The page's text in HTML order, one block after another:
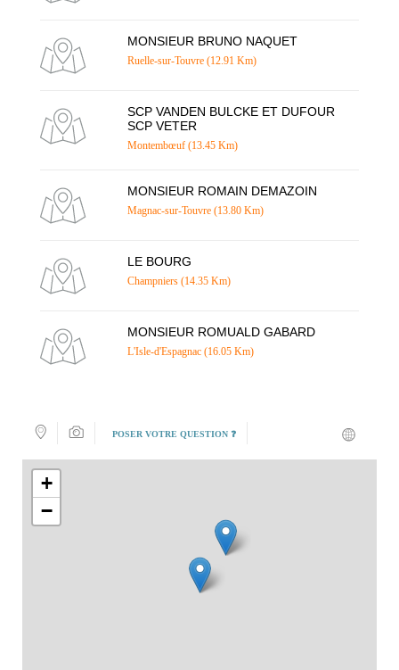
MONSIEUR BRUNO NAQUET
Ruelle-sur-Touvre (12.91 Km)
SCP VANDEN BULCKE ET DUFOUR
SCP VETER
Montembœuf (13.45 Km)
MONSIEUR ROMAIN DEMAZOIN
Magnac-sur-Touvre (13.80 Km)
LE BOURG
Champniers (14.35 Km)
MONSIEUR ROMUALD GABARD
L'Isle-d'Espagnac (16.05 Km)
POSER VOTRE QUESTION ❓
+
−